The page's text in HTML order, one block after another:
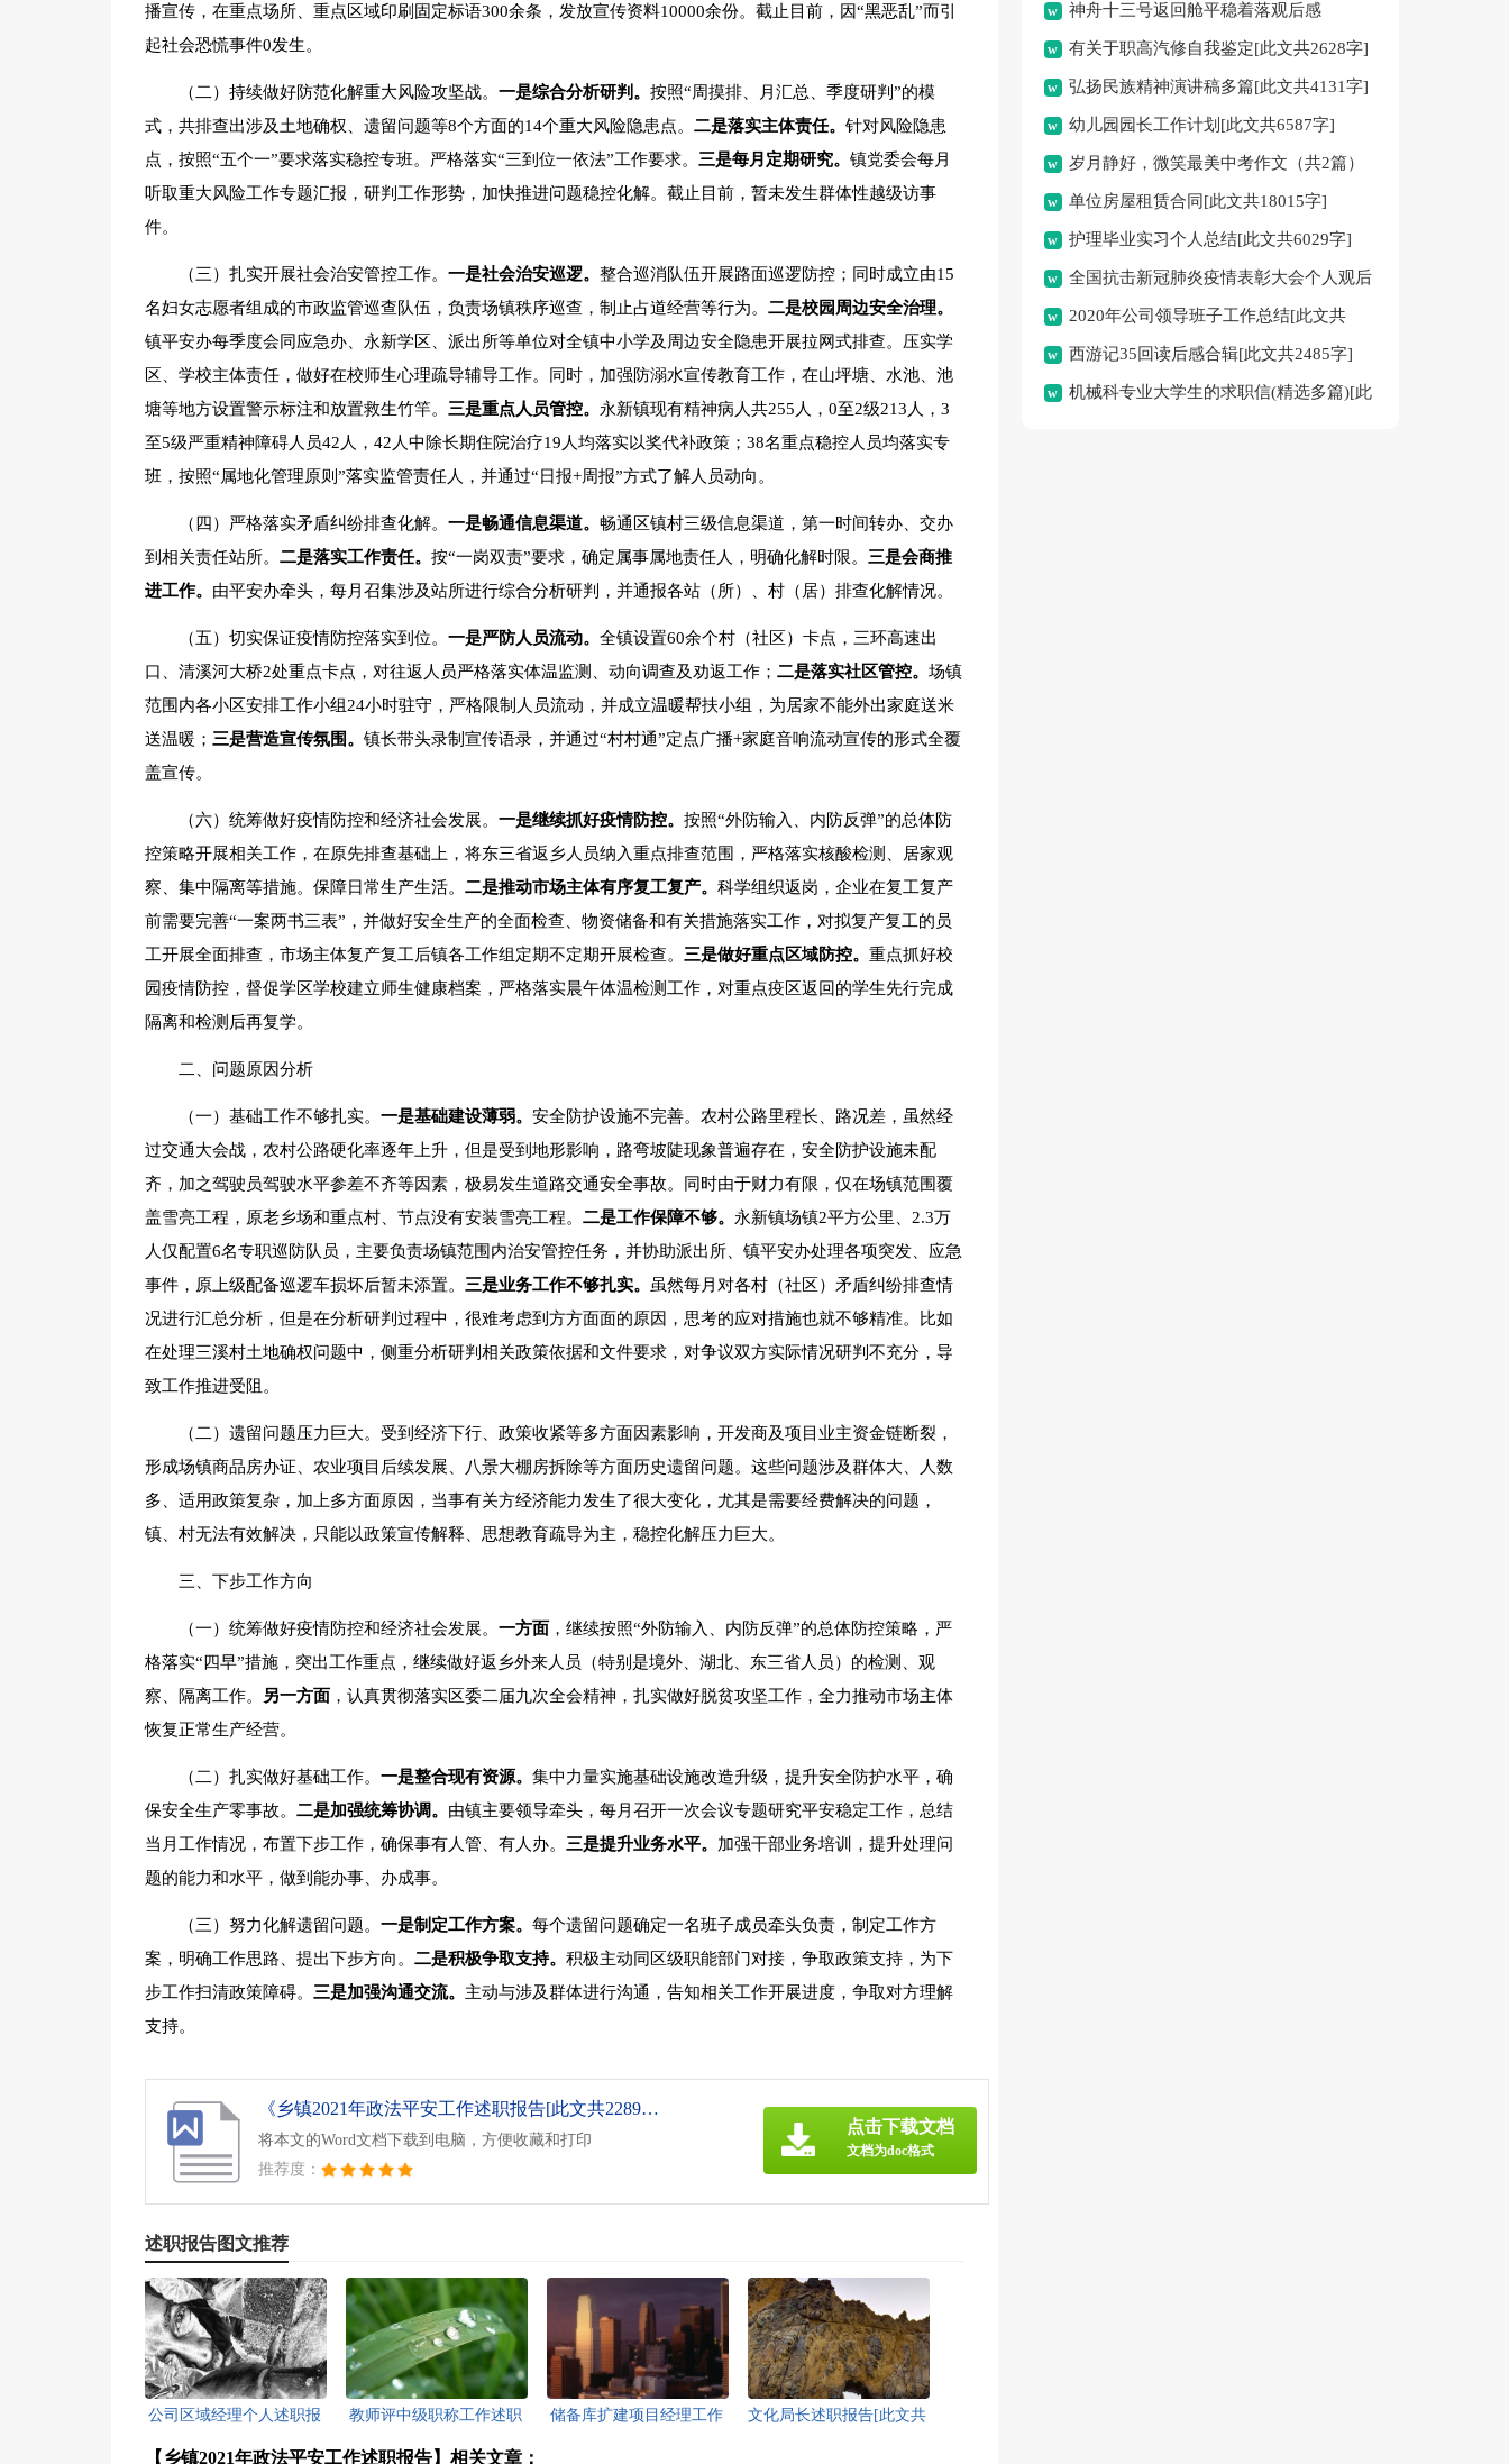
播宣传，在重点场所、重点区域印刷固定标语300余条，发放宣传资料10000余份。截止目前，因“黑恶乱”而引
起社会恐慌事件0发生。
（二）持续做好防范化解重大风险攻坚战。 一是综合分析研判。 按照“周摸排、月汇总、季度研判”的模
式，共排查出涉及土地确权、遗留问题等8个方面的14个重大风险隐患点。 二是落实主体责任。 针对风险隐患
点，按照“五个一”要求落实稳控专班。严格落实“三到位一依法”工作要求。 三是每月定期研究。 镇党委会每月
听取重大风险工作专题汇报，研判工作形势，加快推进问题稳控化解。截止目前，暂未发生群体性越级访事
件。
（三）扎实开展社会治安管控工作。 一是社会治安巡逻。 整合巡消队伍开展路面巡逻防控；同时成立由15
名妇女志愿者组成的市政监管巡查队伍，负责场镇秩序巡查，制止占道经营等行为。 二是校园周边安全治理。
镇平安办每季度会同应急办、永新学区、派出所等单位对全镇中小学及周边安全隐患开展拉网式排查。压实学
区、学校主体责任，做好在校师生心理疏导辅导工作。同时，加强防溺水宣传教育工作，在山坪塘、水池、池
塘等地方设置警示标注和放置救生竹竿。 三是重点人员管控。 永新镇现有精神病人共255人，0至2级213人，3
至5级严重精神障碍人员42人，42人中除长期住院治疗19人均落实以奖代补政策；38名重点稳控人员均落实专
班，按照“属地化管理原则”落实监管责任人，并通过“日报+周报”方式了解人员动向。
（四）严格落实矛盾纠纷排查化解。 一是畅通信息渠道。 畅通区镇村三级信息渠道，第一时间转办、交办
到相关责任站所。 二是落实工作责任。 按“一岗双责”要求，确定属事属地责任人，明确化解时限。 三是会商推
进工作。 由平安办牵头，每月召集涉及站所进行综合分析研判，并通报各站（所）、村（居）排查化解情况。
（五）切实保证疫情防控落实到位。 一是严防人员流动。 全镇设置60余个村（社区）卡点，三环高速出
口、清溪河大桥2处重点卡点，对往返人员严格落实体温监测、动向调查及劝返工作； 二是落实社区管控。 场镇
范围内各小区安排工作小组24小时驻守，严格限制人员流动，并成立温暖帮扶小组，为居家不能外出家庭送米
送温暖； 三是营造宣传氛围。 镇长带头录制宣传语录，并通过“村村通”定点广播+家庭音响流动宣传的形式全覆
盖宣传。
（六）统筹做好疫情防控和经济社会发展。 一是继续抓好疫情防控。 按照“外防输入、内防反弹”的总体防
控策略开展相关工作，在原先排查基础上，将东三省返乡人员纳入重点排查范围，严格落实核酸检测、居家观
察、集中隔离等措施。保障日常生产生活。 二是推动市场主体有序复工复产。 科学组织返岗，企业在复工复产
前需要完善“一案两书三表”，并做好安全生产的全面检查、物资储备和有关措施落实工作，对拟复产复工的员
工开展全面排查，市场主体复产复工后镇各工作组定期不定期开展检查。 三是做好重点区域防控。 重点抓好校
园疫情防控，督促学区学校建立师生健康档案，严格落实晨午体温检测工作，对重点疫区返回的学生先行完成
隔离和检测后再复学。
二、问题原因分析
（一）基础工作不够扎实。 一是基础建设薄弱。 安全防护设施不完善。农村公路里程长、路况差，虽然经
过交通大会战，农村公路硬化率逐年上升，但是受到地形影响，路弯坡陡现象普遍存在，安全防护设施未配
齐，加之驾驶员驾驶水平参差不齐等因素，极易发生道路交通安全事故。同时由于财力有限，仅在场镇范围覆
盖雪亮工程，原老乡场和重点村、节点没有安装雪亮工程。 二是工作保障不够。 永新镇场镇2平方公里、2.3万
人仅配置6名专职巡防队员，主要负责场镇范围内治安管控任务，并协助派出所、镇平安办处理各项突发、应急
事件，原上级配备巡逻车损坏后暂未添置。 三是业务工作不够扎实。 虽然每月对各村（社区）矛盾纠纷排查情
况进行汇总分析，但是在分析研判过程中，很难考虑到方方面面的原因，思考的应对措施也就不够精准。比如
在处理三溪村土地确权问题中，侧重分析研判相关政策依据和文件要求，对争议双方实际情况研判不充分，导
致工作推进受阻。
（二）遗留问题压力巨大。受到经济下行、政策收紧等多方面因素影响，开发商及项目业主资金链断裂，
形成场镇商品房办证、农业项目后续发展、八景大棚房拆除等方面历史遗留问题。这些问题涉及群体大、人数
多、适用政策复杂，加上多方面原因，当事有关方经济能力发生了很大变化，尤其是需要经费解决的问题，
镇、村无法有效解决，只能以政策宣传解释、思想教育疏导为主，稳控化解压力巨大。
三、下步工作方向
（一）统筹做好疫情防控和经济社会发展。 一方面，继续按照“外防输入、内防反弹”的总体防控策略，严
格落实“四早”措施，突出工作重点，继续做好返乡外来人员（特别是境外、湖北、东三省人员）的检测、观
察、隔离工作。
另一方面，认真贯彻落实区委二届九次全会精神，扎实做好脱贫攻坚工作，全力推动市场主体
恢复正常生产经营。
（二）扎实做好基础工作。 一是整合现有资源。 集中力量实施基础设施改造升级，提升安全防护水平，确
保安全生产零事故。 二是加强统筹协调。 由镇主要领导牵头，每月召开一次会议专题研究平安稳定工作，总结
当月工作情况，布置下步工作，确保事有人管、有人办。 三是提升业务水平。 加强干部业务培训，提升处理问
题的能力和水平，做到能办事、办成事。
（三）努力化解遗留问题。 一是制定工作方案。 每个遗留问题确定一名班子成员牵头负责，制定工作方
案，明确工作思路、提出下步方向。 二是积极争取支持。 积极主动同区级职能部门对接，争取政策支持，为下
步工作扫清政策障碍。 三是加强沟通交流。 主动与涉及群体进行沟通，告知相关工作开展进度，争取对方理解
支持。
《乡镇2021年政法平安工作述职报告[此文共2289字].doc》
将本文的Word文档下载到电脑，方便收藏和打印
推荐度：
点击下载文档
文档为doc格式
述职报告图文推荐
公司区域经理个人述职报
告[此文共763字]
教师评中级职称工作述职
报告[此文共7491字]
储备库扩建项目经理工作
文化局长述职报告[此文共
【乡镇2021年政法平安工作述职报告】相关文章：
神舟十三号返回舱平稳着落观后感
2022[此文共3664字]
有关于职高汽修自我鉴定[此文共2628字]
弘扬民族精神演讲稿多篇[此文共4131字]
幼儿园园长工作计划[此文共6587字]
岁月静好，微笑最美中考作文（共2篇）
[此文共747字]
单位房屋租赁合同[此文共18015字]
护理毕业实习个人总结[此文共6029字]
全国抗击新冠肺炎疫情表彰大会个人观后
感多篇2020[此文共4506字]
2020年公司领导班子工作总结[此文共
1408字]
西游记35回读后感合辑[此文共2485字]
机械科专业大学生的求职信(精选多篇)[此